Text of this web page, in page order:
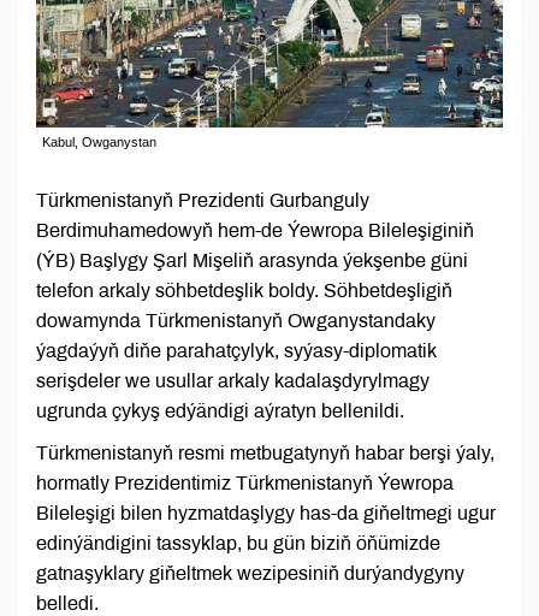
Kabul, Owganystan
Türkmenistanyň Prezidenti Gurbanguly
Berdimuhamedowyň hem-de Ýewropa Bileleşiginiň
(ÝB) Başlygy Şarl Mişeliň arasynda ýekşenbe güni
telefon arkaly söhbetdeşlik boldy. Söhbetdeşligiň
dowamynda Türkmenistanyň Owganystandaky
ýagdaýyň diňe parahatçylyk, syýasy-diplomatik
serişdeler we usullar arkaly kadalaşdyrylmagy
ugrunda çykyş edýändigi aýratyn bellenildi.
Türkmenistanyň resmi metbugatynyň habar berşi ýaly,
hormatly Prezidentimiz Türkmenistanyň Ýewropa
Bileleşigi bilen hyzmatdaşlygy has-da giňeltmegi ugur
edinýändigini tassyklap, bu gün biziň öňümizde
gatnaşyklary giňeltmek wezipesiniň durýandygyny
belledi.